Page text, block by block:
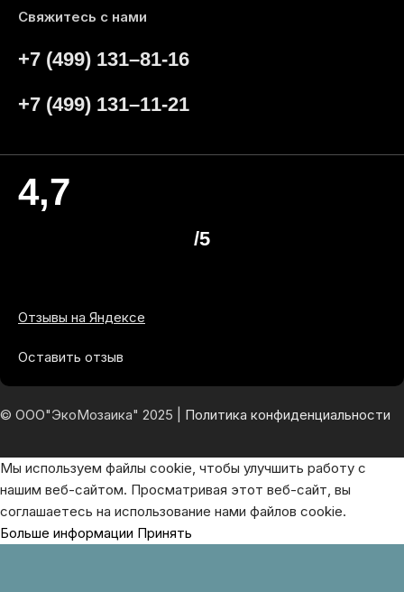
Свяжитесь с нами
+7 (499) 131–81-16
+7 (499) 131–11-21
4,7
/5
Отзывы на Яндексе
Оставить отзыв
© ООО"ЭкоМозаика" 2025 | Политика конфиденциальности
Мы используем файлы cookie, чтобы улучшить работу с
нашим веб-сайтом. Просматривая этот веб-сайт, вы
соглашаетесь на использование нами файлов cookie.
Больше информации Принять